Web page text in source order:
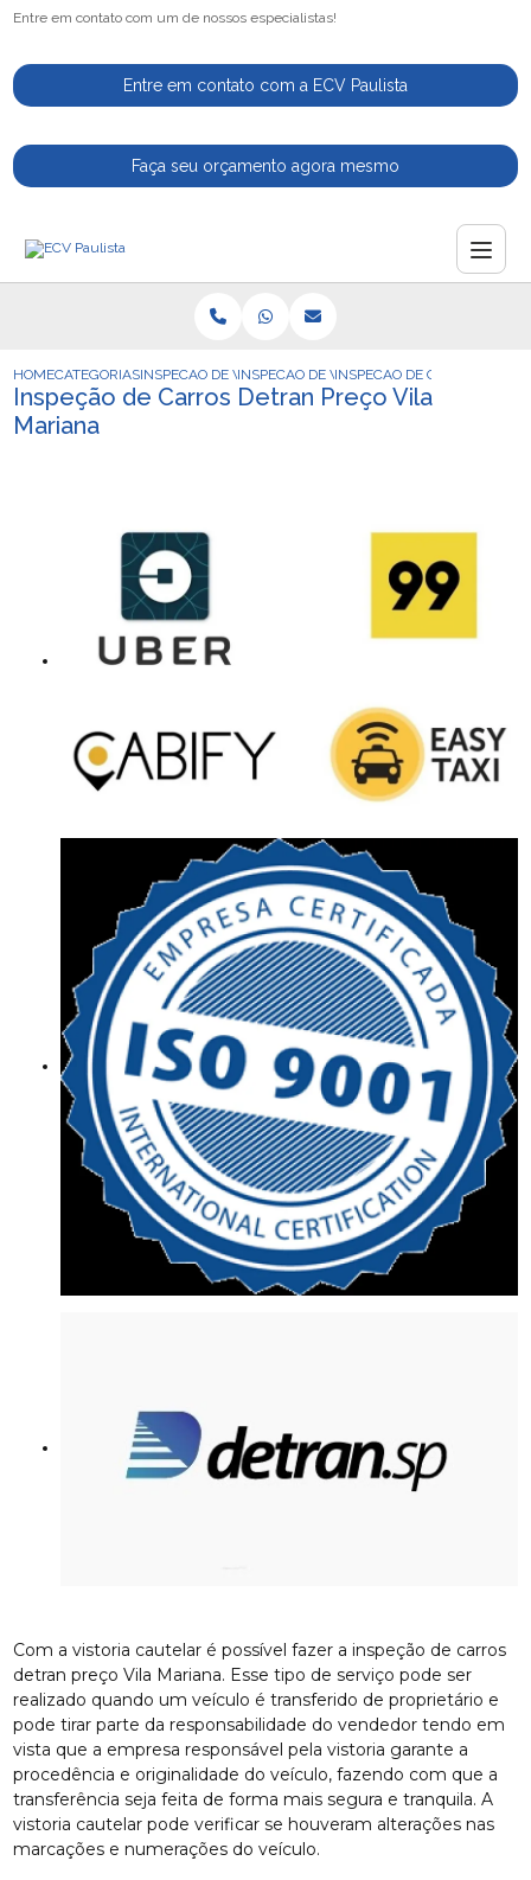
Entre em contato com um de nossos especialistas!
Entre em contato com a ECV Paulista
Faça seu orçamento agora mesmo
HOMECATEGORIASINSPECAO DE VEICULOSINSPECAO DE VEICULOS AUTOMOTIVOS
INSPECAO DE CARROS
Inspeção de Carros Detran Preço Vila
Mariana
Com a vistoria cautelar é possível fazer a inspeção de carros
detran preço Vila Mariana. Esse tipo de serviço pode ser
realizado quando um veículo é transferido de proprietário e
pode tirar parte da responsabilidade do vendedor tendo em
vista que a empresa responsável pela vistoria garante a
procedência e originalidade do veículo, fazendo com que a
transferência seja feita de forma mais segura e tranquila. A
vistoria cautelar pode verificar se houveram alterações nas
marcações e numerações do veículo.